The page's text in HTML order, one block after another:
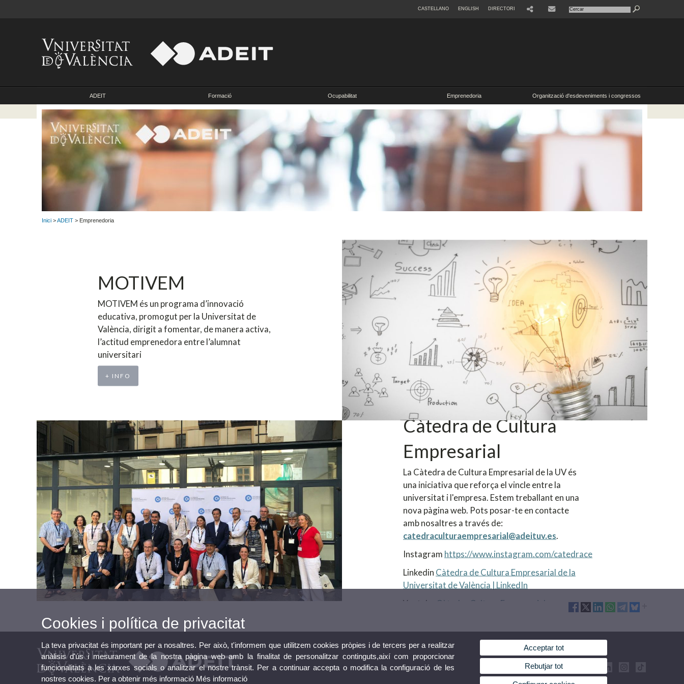
CASTELLANO ENGLISH DIRECTORI
ADEIT Formació Ocupabilitat Emprenedoria Organització d'esdeveniments i congressos
Inici >ADEIT > Emprenedoria
MOTIVEM
MOTIVEM és un programa d’innovació
educativa, promogut per la Universitat de
València, dirigit a fomentar, de manera activa,
l’actitud emprenedora entre l’alumnat
universitari
+ INFO
Càtedra de Cultura
Empresarial
La Càtedra de Cultura Empresarial de la UV és
una iniciativa que reforça el vincle entre la
universitat i l'empresa. Estem treballant en una
nova pàgina web. Pots posar-te en contacte
amb nosaltres a través de:
catedraculturaempresarial@adeituv.es
Instagram https://www.instagram.com/catedrace
Linkedin Càtedra de Cultura Empresarial de la
Universitat de València | LinkedIn
Youtube
Càtedra Cultura Empresarial
Cookies i política de privacitat
La teva privacitat és important per a nosaltres. Per això, t'informem que utilitzem cookies pròpies i de tercers per a realitzar
anàlisis d'ús i mesurament de la nostra pàgina web amb la finalitat de personalitzar continguts,així com proporcionar
funcionalitats a les xarxes socials o analitzar el nostre trànsit. Per a continuar accepta o modifica la configuració de les
nostres cookies. Per a obtenir més informació Més informació
Acceptar tot
Rebutjar tot